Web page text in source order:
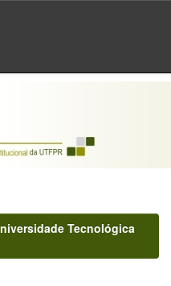
Tecnológica